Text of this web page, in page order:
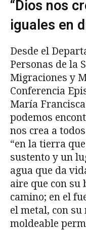
“Dios nos
iguales en
Desde el
Personas de la
Migraciones y
Conferencia
María
podemos
nos crea a
“en la tierra
sustento y un
agua que da
aire que con su
camino; en el
el metal, con
moldeable